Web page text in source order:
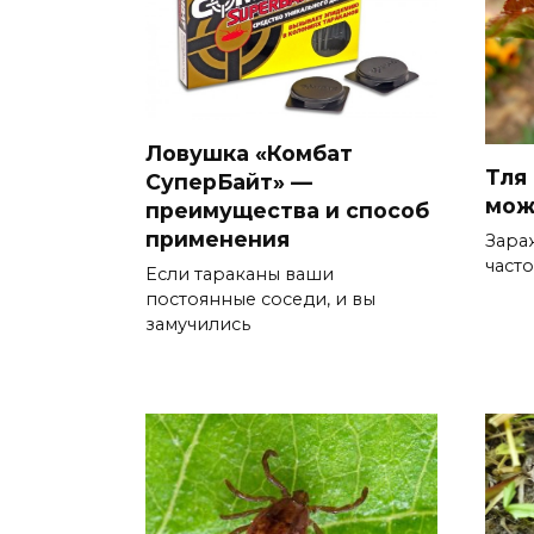
Ловушка «Комбат
СуперБайт» —
преимущества и способ
применения
Если тараканы ваши
постоянные соседи, и вы
замучились
Тля